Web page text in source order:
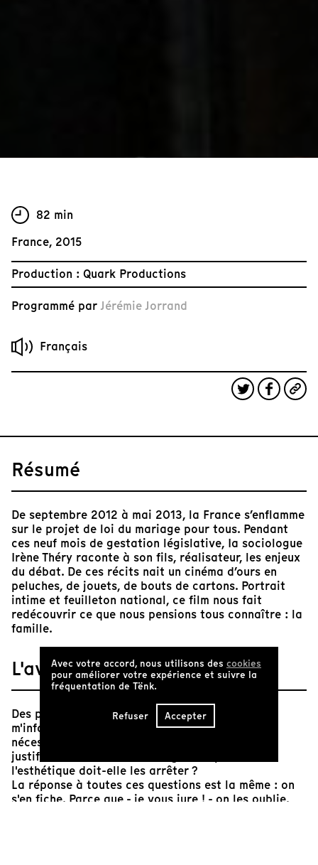
82 min
France, 2015
Production : Quark Productions
Programmé par Jérémie Jorrand
Français
Résumé
De septembre 2012 à mai 2013, la France s’enflamme
sur le projet de loi du mariage pour tous. Pendant
ces neuf mois de gestation législative, Ia sociologue
Irène Théry raconte à son fils, réalisateur, les enjeux
du débat. De ces récits nait un cinéma d’ours en
peluches, de jouets, de bouts de cartons. Portrait
intime et feuilleton national, ce film nous fait
redécouvrir ce que nous pensions tous connaître : la
famille.
L'avis de Tënk
Des peluches ? Ne serait-on pas en train de
m'infantiliser ? Que font là ces oursons ? Quelle
nécessité cinématographique ont-ils ? Comment
justifier moralement leur usage ? La police de
l'esthétique doit-elle les arrêter ?
La réponse à toutes ces questions est la même : on
s'en fiche. Parce que - je vous jure ! - on les oublie.
Avec votre accord, nous utilisons des cookies
pour améliorer votre expérience et suivre la
fréquentation de Tënk.
Refuser Accepter